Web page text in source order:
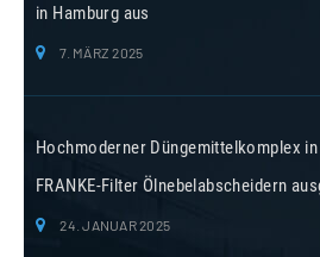
in Hamburg aus
7. MÄRZ 2025
Hochmoderner Düngemittelkomplex
FRANKE-Filter Ölnebelabscheidern
24. JANUAR 2025